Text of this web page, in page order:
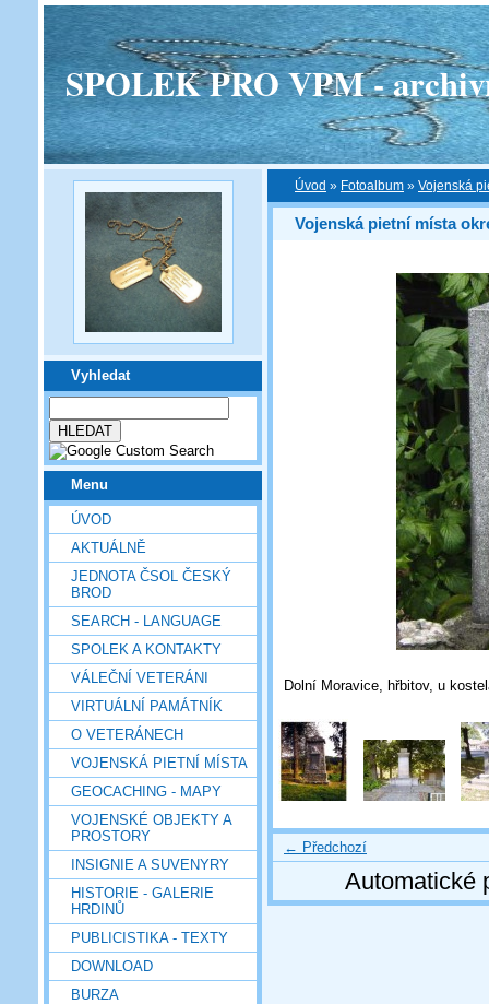
SPOLEK PRO VPM -
Vyhledat
Menu
ÚVOD
AKTUÁLNĚ
JEDNOTA ČSOL ČESKÝ
BROD
SEARCH - LANGUAGE
SPOLEK A KONTAKTY
VÁLEČNÍ VETERÁNI
VIRTUÁLNÍ PAMÁTNÍK
O VETERÁNECH
VOJENSKÁ PIETNÍ MÍSTA
GEOCACHING - MAPY
VOJENSKÉ OBJEKTY A
PROSTORY
INSIGNIE A SUVENYRY
HISTORIE - GALERIE
HRDINŮ
PUBLICISTIKA - TEXTY
DOWNLOAD
BURZA
Úvod » Fotoalbum » Vojenská
Vojenská pietní místa
Dolní Moravice, hřbitov, u
← Předchozí
Automatické